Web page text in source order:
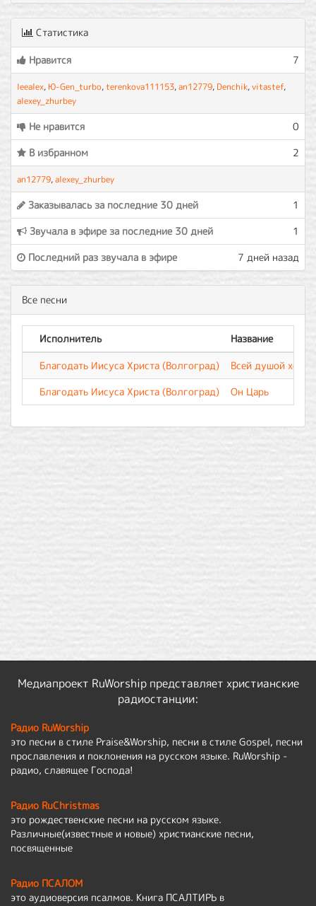
Статистика
Нравится 7
leealex, Ю-Gen_turbo,terenkova111153,an12779, Denchik,vitastef,
alexey_zhurbey
Не нравится
0
В избранном
2
an12779,alexey_zhurbey
Заказывалась за последние 30 дней
1
Звучала в эфире за последние 30 дней
1
Последний раз звучала в эфире
7 дней назад
Все песни
Исполнитель
Название
Благодать Иисуса Христа (Волгоград)
Всей душой хочу,
Благодать Иисуса Христа (Волгоград)
Он Царь
Медиапроект RuWorship представляет христианские
радиостанции:
Радио RuWorship
это песни в стиле Praise&Worship, песни в стиле Gospel, песни
прославления и поклонения на русском языке. RuWorship -
радио, славящее Господа!
Радио RuChristmas
это рождественские песни на русском языке.
Различные(известные и новые) христианские песни,
посвященные
Радио ПСАЛОМ
это аудиоверсия псалмов. Книга ПСАЛТИРЬ в